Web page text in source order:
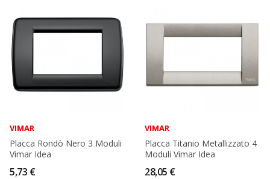
VIMAR
Placca Rondò Nero 3 Moduli
Vimar Idea
5,73 €
VIMAR
Placca Titanio Metallizzato 4
Moduli Vimar Idea
28,05 €